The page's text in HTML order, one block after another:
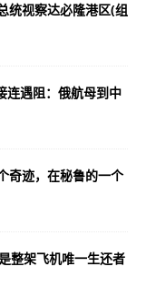
统视察达必隆港区(组
连遇阻：俄航母到中
奇迹，在秘鲁的一个
整架飞机唯一生还者